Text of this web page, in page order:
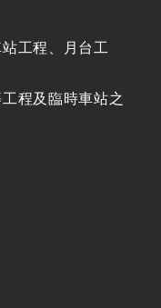
工程、月台工
程及臨時車站之